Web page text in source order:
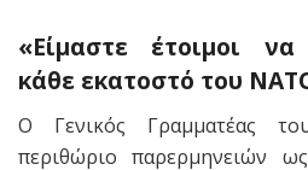
«Είμαστε έτοιμοι
κάθε εκατοστό του
Ο Γενικός Γραμματέας
περιθώριο παρερμηνειών